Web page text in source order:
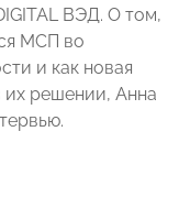
ВЭД. О том,
МСП во
и как новая
их решении, Анна